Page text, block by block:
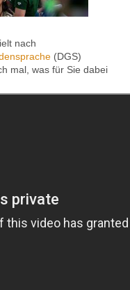
nach
(DGS)
mal, was für Sie dabei